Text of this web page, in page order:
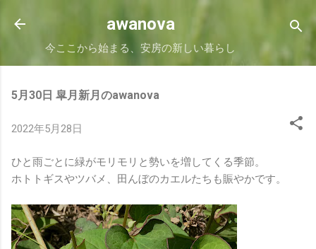
スキップしてメイン コンテンツに移動
awanova
今ここから始まる、安房の新しい暮らし
5月30日 皐月新月のawanova
2022年5月28日
ひと雨ごとに緑がモリモリと勢いを増してくる季節。
ホトトギスやツバメ、田んぼのカエルたちも賑やかです。